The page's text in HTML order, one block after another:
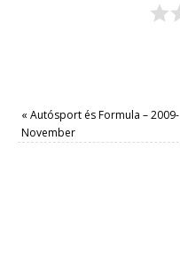
« Autósport és Formula – 2009-
November